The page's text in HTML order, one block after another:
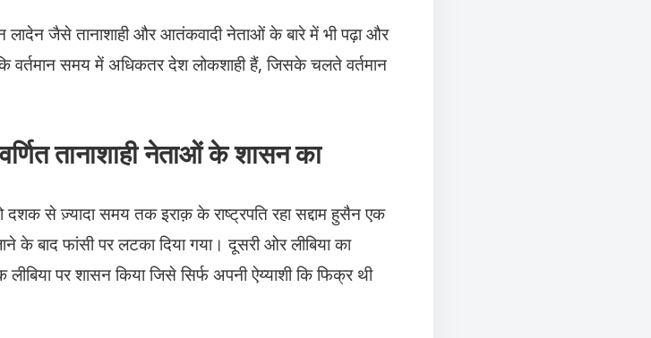
लादेन जैसे तानाशाही और आतंकवादी नेताओं के बारे में भी पढ़ा और
वर्तमान समय में अधिकतर देश लोकशाही हैं, जिसके चलते वर्तमान
तानाशाही नेताओं के शासन का
दशक से ज़्यादा समय तक इराक़ के राष्ट्रपति रहा सद्दाम हुसैन एक
के बाद फांसी पर लटका दिया गया। दूसरी ओर लीबिया का
पर शासन किया जिसे सिर्फ अपनी ऐय्याशी कि फिक्र थी